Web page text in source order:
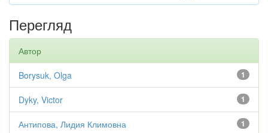
Перегляд
Автор
1
Borysuk, Olga
1
Dyky, Victor
1
Антипова, Лидия Климовна